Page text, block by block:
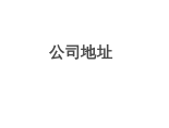
公司地址